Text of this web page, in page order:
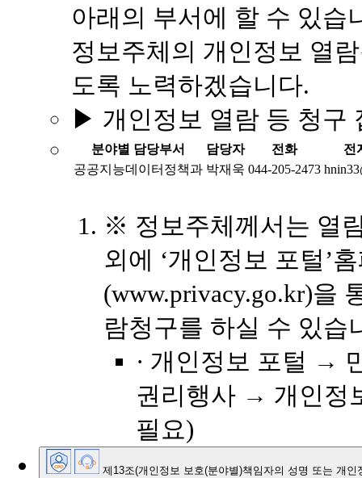
아래의 부서에 할 수 있습
정보주체의 개인정보 열
도록 노력하겠습니다.
▶ 개인정보 열람 등 청구
분야별 담당부서 담당자 전화
전
공공지능데이터정책과 박재욱 044-205-2473
※ 정보주체께서는 열
외에 ‘개인정보 포털’
(www.privacy.go.kr)을
람청구를 하실 수 있습
· 개인정보 포털 →
권리행사 → 개인정
필요)
제13조(개인정보 보호(분야별)책임자의 성명 또는 개